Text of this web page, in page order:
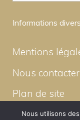
Informations
Mentions
Nous contacter
Plan de site
Nous utilisons